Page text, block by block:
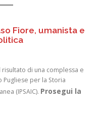
Fiore, umanista e
risultato di una complessa e
Pugliese per la Storia
(IPSAIC). Prosegui la